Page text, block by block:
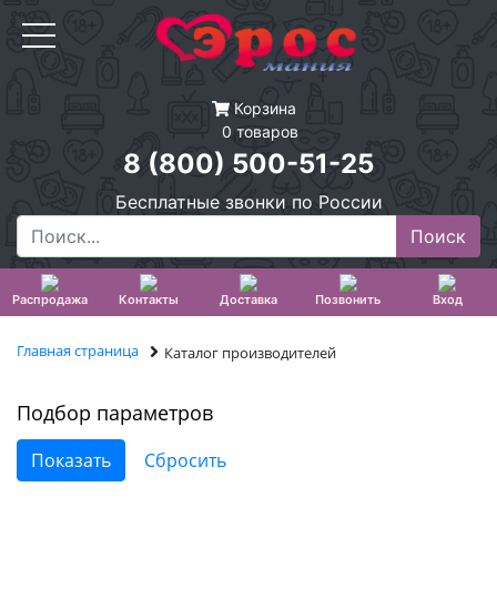
Корзина
0 товаров
8 (800) 500-51-25
Бесплатные звонки по России
Распродажа Контакты Доставка Позвонить Вход
Главная страница Каталог производителей
Подбор параметров